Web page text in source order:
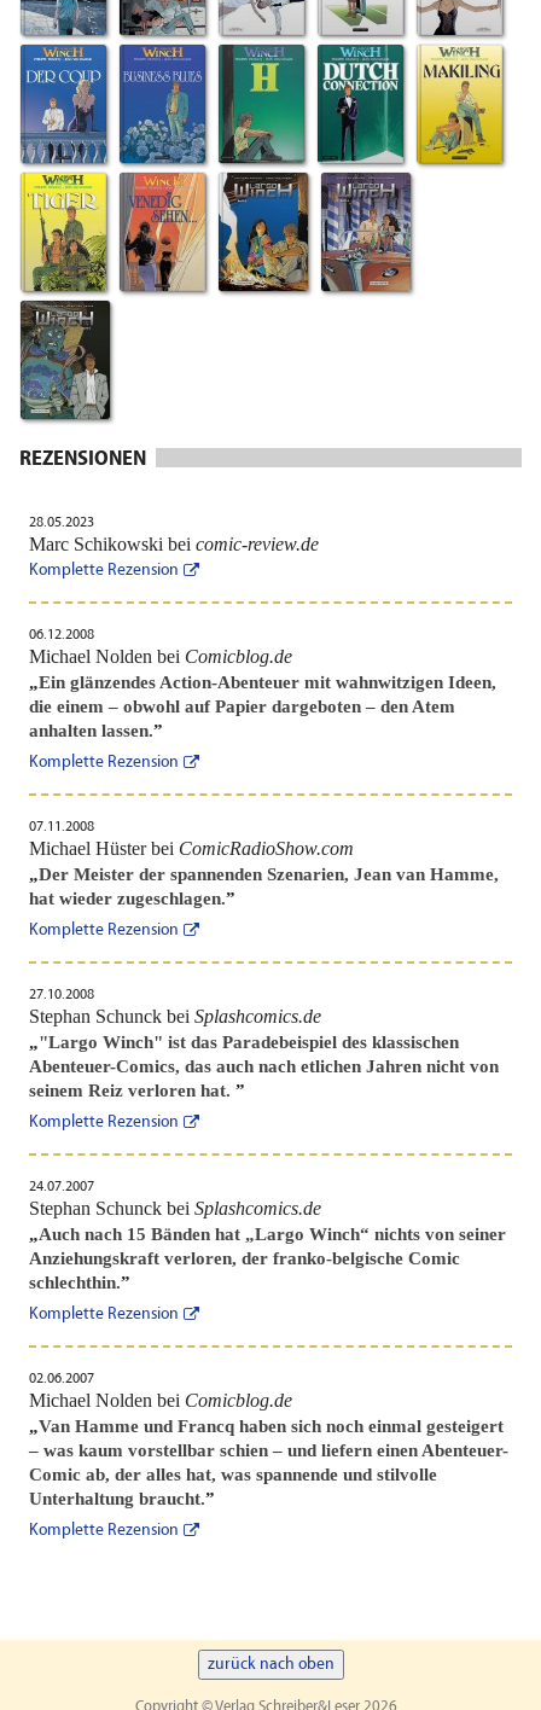
REZENSIONEN
28.05.2023
Marc Schikowski bei comic-review.de
Komplette Rezension
06.12.2008
Michael Nolden bei Comicblog.de
„Ein glänzendes Action-Abenteuer mit wahnwitzigen Ideen,
die einem – obwohl auf Papier dargeboten – den Atem
anhalten lassen.”
Komplette Rezension
07.11.2008
Michael Hüster bei ComicRadioShow.com
„Der Meister der spannenden Szenarien, Jean van Hamme,
hat wieder zugeschlagen.”
Komplette Rezension
27.10.2008
Stephan Schunck bei Splashcomics.de
„"Largo Winch" ist das Paradebeispiel des klassischen
Abenteuer-Comics, das auch nach etlichen Jahren nicht von
seinem Reiz verloren hat. ”
Komplette Rezension
24.07.2007
Stephan Schunck bei Splashcomics.de
„Auch nach 15 Bänden hat „Largo Winch“ nichts von seiner
Anziehungskraft verloren, der franko-belgische Comic
schlechthin.”
Komplette Rezension
02.06.2007
Michael Nolden bei Comicblog.de
„Van Hamme und Francq haben sich noch einmal gesteigert
– was kaum vorstellbar schien – und liefern einen Abenteuer-
Comic ab, der alles hat, was spannende und stilvolle
Unterhaltung braucht.”
Komplette Rezension
zurück nach oben